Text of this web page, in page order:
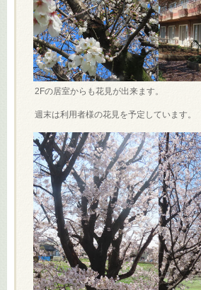
2Fの居室からも花見が出来ます。
週末は利用者様の花見を予定しています。